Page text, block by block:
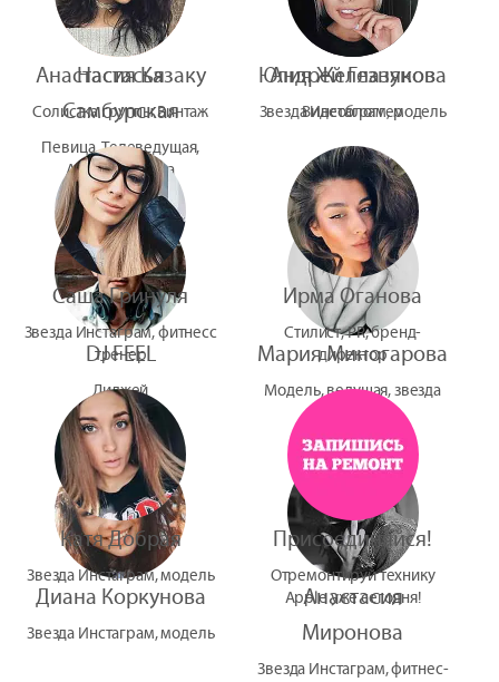
Настасья
Самбурская
Певица, Телеведущая,
Актриса Театра
Андрей Глазунов
Видеоблоггер
DJ FEEL
Диджей
Мария Миногарова
Модель, ведущая, звезда
Диана Коркунова
Звезда Инстаграм, модель
Анастасия
Миронова
Звезда Инстаграм, фитнес-
Анастасия Казаку
Солистка группы Винтаж
Юлия Железнякова
Звезда Инстаграм, модель
Саша Гринуля
Звезда Инстаграм, фитнесс
тренер
Ирма Оганова
Стилист, PR, бренд-
директор
Катя Добрая
Звезда Инстаграм, модель
Присоединяйся!
Отремонтируй технику
Apple уже сегодня!